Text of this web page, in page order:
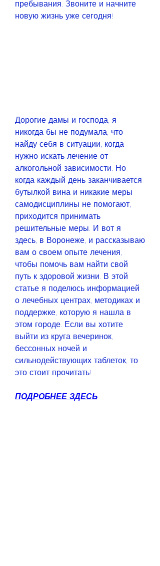
пребывания. Звоните и начните
новую жизнь уже сегодня!
Дорогие дамы и господа, я
никогда бы не подумала, что
найду себя в ситуации, когда
нужно искать лечение от
алкогольной зависимости. Но
когда каждый день заканчивается
бутылкой вина и никакие меры
самодисциплины не помогают,
приходится принимать
решительные меры. И вот я
здесь, в Воронеже, и рассказываю
вам о своем опыте лечения,
чтобы помочь вам найти свой
путь к здоровой жизни. В этой
статье я поделюсь информацией
о лечебных центрах, методиках и
поддержке, которую я нашла в
этом городе. Если вы хотите
выйти из круга вечеринок,
бессонных ночей и
сильнодействующих таблеток, то
это стоит прочитать!
ПОДРОБНЕЕ ЗДЕСЬ